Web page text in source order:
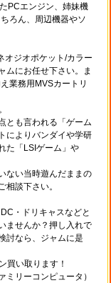
PCエンジン、姉妹機
ろん、周辺機器やソ
オジオポケット/カラー
ムにお任せ下さい。ま
業務用MVSカートリ
とも言われる「ゲーム
によりバンダイや学研
た「LSIゲーム」や
ない当時遊んだままの
談下さい。
・ドリキャスなどと
ませんか？押し入れで
討なら、ジャムに是
買い取ります！
リーコンピュータ）